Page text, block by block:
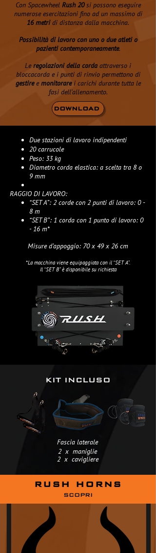
Con Spacewheel Rush 20si possono eseguire
numerose esercitazioni fino ad un massimo di
16 metridi distanza dalla macchina.
Possibilità di lavoro con uno o due atleti o
pazienti contemporaneamente.
Leregolazioni della corda attraverso i
bloccacorda e i punti di rinvio permettono di
gestireemonitorarei carichi durante tutta le
fasi dell'allenamento.
DOWNLOAD
Due stazioni di lavoro indipendenti
20 carrucole
Peso: 33 kg
Diametro corda elastica: a scelta tra 8 o
9 mm
RAGGIO DI LAVORO:
“SET A”: 2 corde con 2 punti di lavoro: 0 -
8 m
“SET B”: 1 corda con 1 punto di lavoro: 0
- 16 m*
Misure d’appoggio: 70 x 49 x 26 cm
*La macchina viene equipaggiata con il “SET A”.
Il “SET B” è disponibile su richiesta
Fascia laterale
2 x maniglie
2 x cavigliere
KIT INCLUSO
RUSH HORNS
SCOPRI